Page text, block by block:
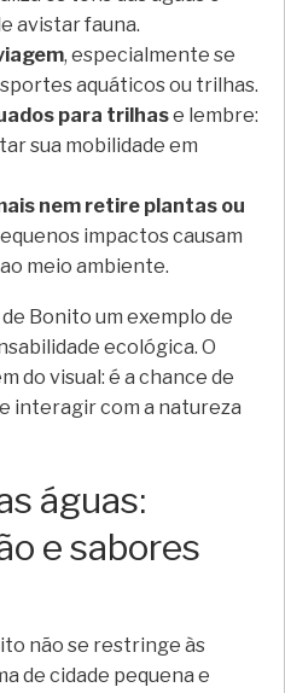
avistar fauna.
, especialmente se
aquáticos ou trilhas.
para trilhase lembre:
sua mobilidade em
nem retire plantas ou
impactos causam
meio ambiente.
Bonito um exemplo de
ecológica. O
do visual: é a chance de
interagir com a natureza
águas:
e sabores
não se restringe às
de cidade pequena e